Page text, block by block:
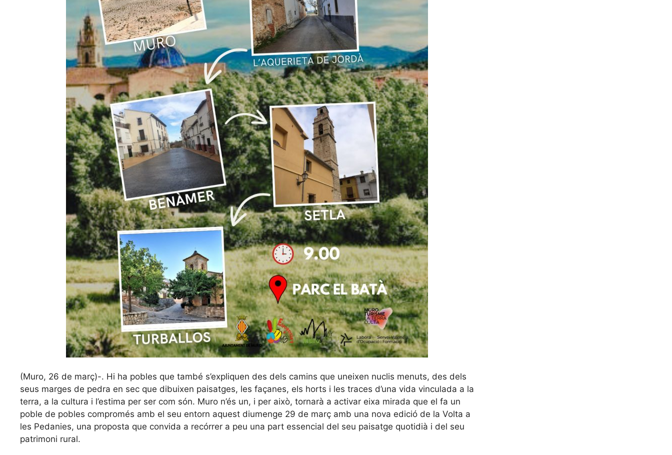
(Muro, 26 de març)-. Hi ha pobles que també s’expliquen des dels camins que uneixen nuclis menuts, des dels
seus marges de pedra en sec que dibuixen paisatges, les façanes, els horts i les traces d’una vida vinculada a la
terra, a la cultura i l’estima per ser com són. Muro n’és un, i per això, tornarà a activar eixa mirada que el fa un
poble de pobles compromés amb el seu entorn aquest diumenge 29 de març amb una nova edició de la Volta a
les Pedanies, una proposta que convida a recórrer a peu una part essencial del seu paisatge quotidià i del seu
patrimoni rural.